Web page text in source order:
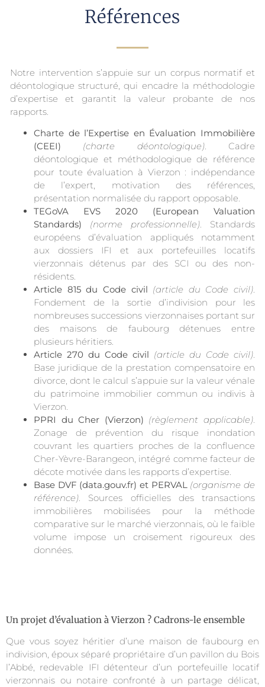
Références
Notre intervention s’appuie sur un corpus normatif et
déontologique structuré, qui encadre la méthodologie
d’expertise et garantit la valeur probante de nos
rapports.
Charte de l’Expertise en Évaluation Immobilière
(CEEI)
(charte déontologique). Cadre
déontologique et méthodologique de référence
pour toute évaluation à Vierzon : indépendance
de l’expert, motivation des références,
présentation normalisée du rapport opposable.
TEGoVA EVS 2020 (European Valuation
Standards)
(norme professionnelle). Standards
européens d’évaluation appliqués notamment
aux dossiers IFI et aux portefeuilles locatifs
vierzonnais détenus par des SCI ou des non-
résidents.
Article 815 du Code civil (article du Code civil).
Fondement de la sortie d’indivision pour les
nombreuses successions vierzonnaises portant sur
des maisons de faubourg détenues entre
plusieurs héritiers.
Article 270 du Code civil (article du Code civil).
Base juridique de la prestation compensatoire en
divorce, dont le calcul s’appuie sur la valeur vénale
du patrimoine immobilier commun ou indivis à
Vierzon.
PPRI du Cher (Vierzon) (règlement applicable).
Zonage de prévention du risque inondation
couvrant les quartiers proches de la confluence
Cher-Yèvre-Barangeon, intégré comme facteur de
décote motivée dans les rapports d’expertise.
Base DVF (data.gouv.fr) et PERVAL (organisme de
référence). Sources officielles des transactions
immobilières mobilisées pour la méthode
comparative sur le marché vierzonnais, où le faible
volume impose un croisement rigoureux des
données.
Un projet d’évaluation à Vierzon ? Cadrons-le ensemble
Que vous soyez héritier d’une maison de faubourg en
indivision, époux séparé propriétaire d’un pavillon du Bois
l’Abbé, redevable IFI détenteur d’un portefeuille locatif
vierzonnais ou notaire confronté à un partage délicat,